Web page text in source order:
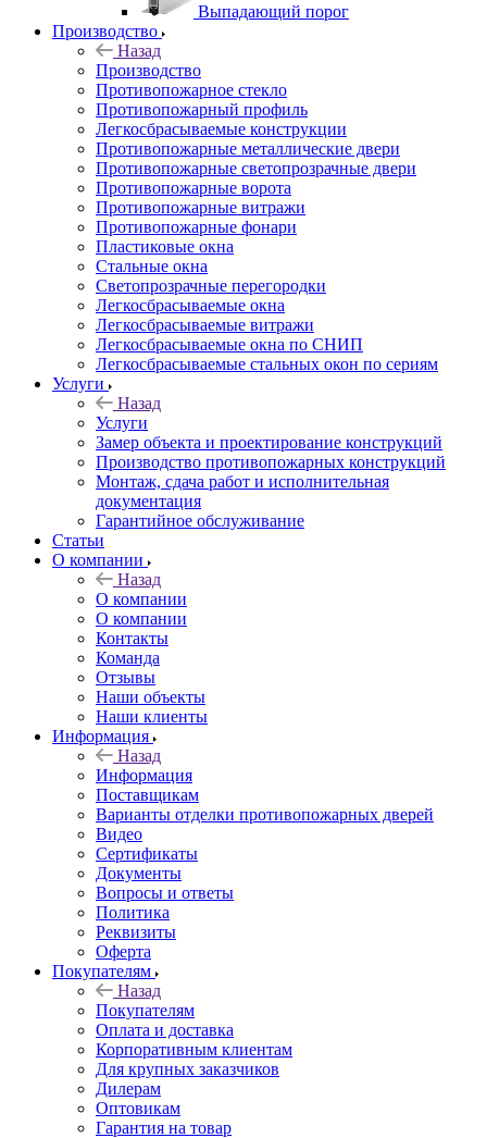
Выпадающий порог
Производство
Назад
Производство
Противопожарное стекло
Противопожарный профиль
Легкосбрасываемые конструкции
Противопожарные металлические двери
Противопожарные светопрозрачные двери
Противопожарные ворота
Противопожарные витражи
Противопожарные фонари
Пластиковые окна
Стальные окна
Светопрозрачные перегородки
Легкосбрасываемые окна
Легкосбрасываемые витражи
Легкосбрасываемые окна по СНИП
Легкосбрасываемые стальных окон по сериям
Услуги
Назад
Услуги
Замер объекта и проектирование конструкций
Производство противопожарных конструкций
Монтаж, сдача работ и исполнительная
документация
Гарантийное обслуживание
Статьи
О компании
Назад
О компании
О компании
Контакты
Команда
Отзывы
Наши объекты
Наши клиенты
Информация
Назад
Информация
Поставщикам
Варианты отделки противопожарных дверей
Видео
Сертификаты
Документы
Вопросы и ответы
Политика
Реквизиты
Оферта
Покупателям
Назад
Покупателям
Оплата и доставка
Корпоративным клиентам
Для крупных заказчиков
Дилерам
Оптовикам
Гарантия на товар